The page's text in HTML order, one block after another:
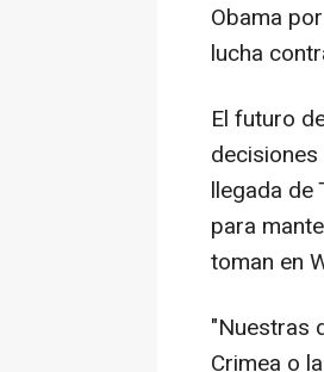
Obama
lucha
El futuro
llegada de
para
toman en
"Nuestras
Crimea o